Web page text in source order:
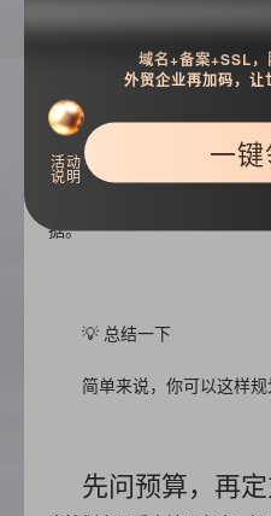
（6）填充内容：将准备
（7） 测试上线：测试
据。
💡 总结一下
简单来说，你可以这样规
先问预算，再
活动
说明
域名+备案+SSL，
外贸企业再加码，让
一